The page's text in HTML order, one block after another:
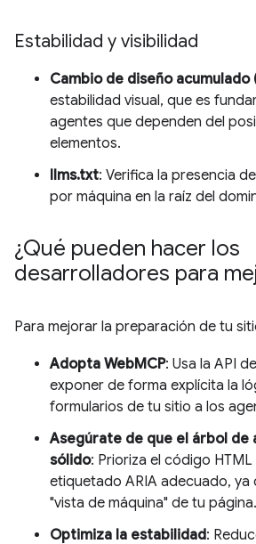
Estabilidad y visibilidad
Cambio de diseño acumulado
estabilidad visual, que es
agentes que dependen del
elementos.
llms.txt: Verifica la presencia
por máquina en la raíz del
¿Qué pueden hacer los
desarrolladores para
Para mejorar la preparación de tu
Adopta WebMCP: Usa la API
exponer de forma explícita la
formularios de tu sitio a los
Asegúrate de que el árbol de
sólido: Prioriza el código
etiquetado ARIA adecuado, ya
"vista de máquina" de tu página.
Optimiza la estabilidad: